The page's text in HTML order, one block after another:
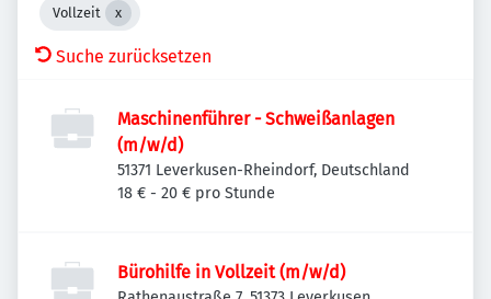
Vollzeit
Suche zurücksetzen
Maschinenführer - Schweißanlagen
(m/w/d)
51371 Leverkusen-Rheindorf, Deutschland
18 € - 20 € pro Stunde
Bürohilfe in Vollzeit (m/w/d)